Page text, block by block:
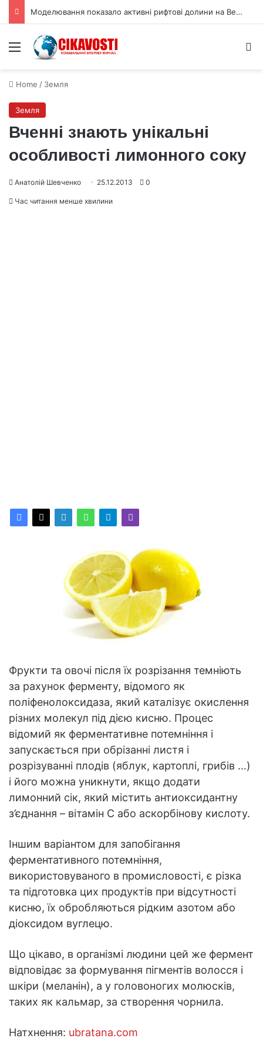
Моделювання показало активні рифтові долини на Венері
Menu
Home / Земля
Земля
Вченні знають унікальні
особливості лимонного соку
Анатолій Шевченко 25.12.2013 0
Час читання менше хвилини
Фрукти та овочі після їх розрізання темніють
за рахунок ферменту, відомого як
поліфенолоксидаза, який каталізує окислення
різних молекул під дією кисню. Процес
відомий як ферментативне потемніння і
запускається при обрізанні листя і
розрізуванні плодів (яблук, картоплі, грибів …)
і його можна уникнути, якщо додати
лимонний сік, який містить антиоксидантну
з’єднання – вітамін С або аскорбінову кислоту.
Іншим варіантом для запобігання
ферментативного потемніння,
використовуваного в промисловості, є різка
та підготовка цих продуктів при відсутності
кисню, їх обробляються рідким азотом або
діоксидом вуглецю.
Що цікаво, в організмі людини цей же фермент
відповідає за формування пігментів волосся і
шкіри (меланін), а у головоногих молюсків,
таких як кальмар, за створення чорнила.
Натхнення: ubratana.com